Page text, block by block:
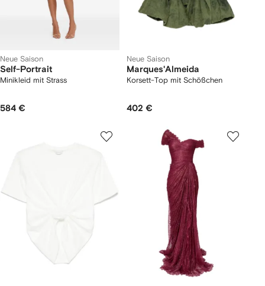
Neue Saison
Self-Portrait
Minikleid mit Strass
584 €
Neue Saison
Marques'Almeida
Korsett-Top mit Schößchen
402 €